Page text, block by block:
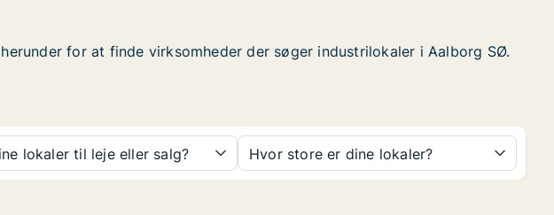
for at finde virksomheder der søger industrilokaler i Aalborg SØ.
lokaler til leje eller salg? Hvor store er dine lokaler?